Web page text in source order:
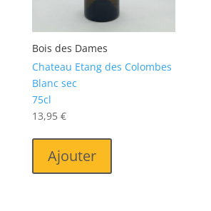
Bois des Dames
Chateau Etang des Colombes
Blanc sec
75cl
13,95 €
Ajouter